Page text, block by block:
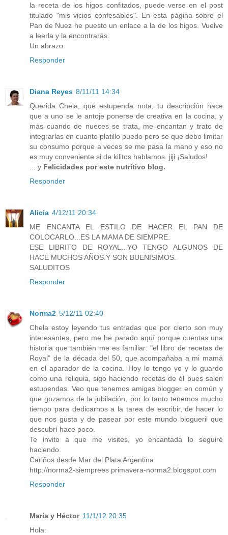
la receta de los higos confitados, puede verse en el post
titulado "mis vicios confesables". En esta página sobre el
Pan de Nuez he puesto un enlace a la de los higos. Vuelve
a leerla y la encontrarás.
Un abrazo.
Responder
Diana Reyes 8/11/11 14:34
Querida Chela, que estupenda nota, tu descripción hace
que a uno se le antoje ponerse de creativa en la cocina, y
más cuando de nueces se trata, me encantan y trato de
integrarlas en cuanto platillo puedo pero se que debo limitar
su consumo porque a veces se me pasa la mano y eso no
es muy conveniente si de kilitos hablamos. jiji ¡Saludos!
... y Felicidades por este nutritivo blog.
Responder
Alicia 4/12/11 20:34
ME ENCANTA EL ESTILO DE HACER EL PAN DE
COLOCARLO...ES LA MAMA DE SIEMPRE.
ESE LIBRITO DE ROYAL...YO TENGO ALGUNOS DE
HACE MUCHOS AÑOS.Y SON BUENISIMOS.
SALUDITOS
Responder
Norma2 5/12/11 02:40
Chela estoy leyendo tus entradas que por cierto son muy
interesantes, pero me he parado aquí porque cuentas una
historia que también me es familiar: "el libro de recetas de
Royal" de la década del 50, que acompañaba a mi mamá
en el aparador de la cocina. Hoy lo tengo yo y lo guardo
como una reliquia, sigo haciendo recetas de él pues salen
estupendas. Veo que tenemos amigas blogger en común y
que gozamos de la jubilación, por lo tanto tenemos mucho
tiempo para dedicarnos a la tarea de escribir, de hacer lo
que nos gusta y de pasear por este mundo blogueril que
descubrí hace poco.
Te invito a que me visites, yo encantada lo seguiré
haciendo.
Cariños desde Mar del Plata Argentina
http://norma2-siemprees primavera-norma2.blogspot.com
Responder
María y Héctor 11/1/12 20:35
Hola: